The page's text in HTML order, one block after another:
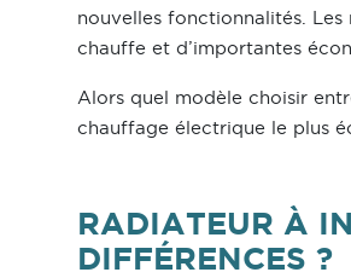
nouvelles fonctionnalités.
chauffe et d’importantes
Alors quel modèle choisir
chauffage électrique le plus
RADIATEUR À
DIFFÉRENCES ?